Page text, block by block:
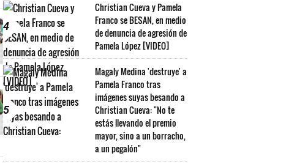
4
Christian Cueva y Pamela
Franco se BESAN, en medio
de denuncia de agresión de
Pamela López [VIDEO]
5
Magaly Medina 'destruye' a
Pamela Franco tras
imágenes suyas besando a
Christian Cueva: "No te
estás llevando el premio
mayor, sino a un borracho,
a un pegalón"